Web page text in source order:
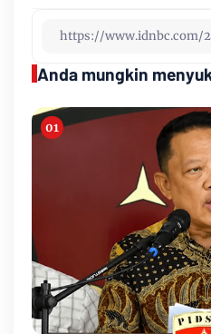
Anda mungkin